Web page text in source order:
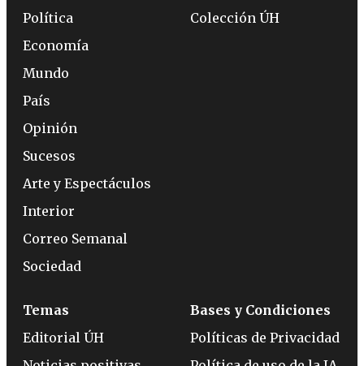
Política
Economía
Mundo
País
Opinión
Sucesos
Arte y Espectáculos
Interior
Correo Semanal
Sociedad
Colección ÚH
Temas
Editorial ÚH
Bases y Condiciones
Políticas de Privacidad